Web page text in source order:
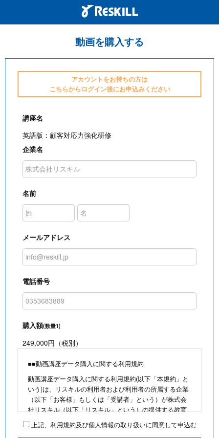
動画を購入する
アカウントをお持ちの方は
こちらからログイン後にお申込みください
講座名
英語版：顧客対応力強化研修
企業名
名前
メールアドレス
電話番号
購入額(数量1)
249,000円（税別）
■■動画講座データ購入に関する利用規約
動画講座データ購入に関する利用規約(以下「本規約」と
いう)は、リスキルの利用者および利用者の所属する企業
（以下「お客様」もしくは「受講者」という）が株式会
社リスキル（以下「リスキル」という）の提供する教育
研修動画等(以下、リスキルが制作・販売・録画・配信等
する教育研修に係る動画及びテキスト等を総称して「著
上記、利用規約及び個人情報の取り扱いに同意して申込む